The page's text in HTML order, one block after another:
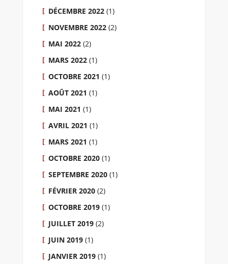
DÉCEMBRE 2022 (1)
NOVEMBRE 2022 (2)
MAI 2022 (2)
MARS 2022 (1)
OCTOBRE 2021 (1)
AOÛT 2021 (1)
MAI 2021 (1)
AVRIL 2021 (1)
MARS 2021 (1)
OCTOBRE 2020 (1)
SEPTEMBRE 2020 (1)
FÉVRIER 2020 (2)
OCTOBRE 2019 (1)
JUILLET 2019 (2)
JUIN 2019 (1)
JANVIER 2019 (1)